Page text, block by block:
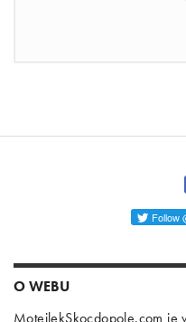
Follow
O WEBU
MotejlekSkocdopole.com